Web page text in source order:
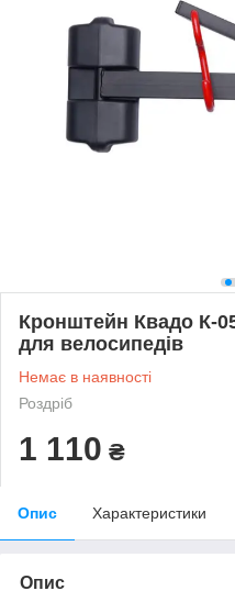
Кронштейн Квадо К-
для велосипедів
Немає в наявності
Роздріб
1 110 ₴
Опис Характеристики
Опис